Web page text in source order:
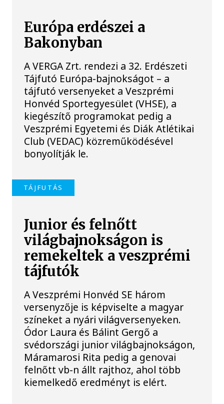
Európa erdészei a
Bakonyban
A VERGA Zrt. rendezi a 32. Erdészeti
Tájfutó Európa-bajnokságot – a
tájfutó versenyeket a Veszprémi
Honvéd Sportegyesület (VHSE), a
kiegészítő programokat pedig a
Veszprémi Egyetemi és Diák Atlétikai
Club (VEDAC) közreműködésével
bonyolítják le.
TÁJFUTÁS
Junior és felnőtt
világbajnokságon is
remekeltek a veszprémi
tájfutók
A Veszprémi Honvéd SE három
versenyzője is képviselte a magyar
színeket a nyári világversenyeken.
Ódor Laura és Bálint Gergő a
svédországi junior világbajnokságon,
Máramarosi Rita pedig a genovai
felnőtt vb-n állt rajthoz, ahol több
kiemelkedő eredményt is elért.